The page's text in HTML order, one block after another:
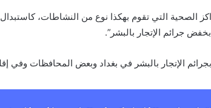
الصحية التي تقوم بهكذا نوع من النشاطات،
جرائم الإتجار بالبشر”.
الإتجار بالبشر في بغداد وبعض المحافظات وفي